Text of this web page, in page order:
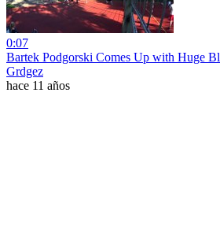
0:07
Bartek Podgorski Comes Up with Huge
Grdgez
hace 11 años